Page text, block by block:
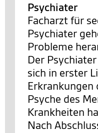
Psychiater
Facharzt für
Psychiater
Probleme
Der
sich in erster
Erkrankungen
Psyche des
Krankheiten
Nach